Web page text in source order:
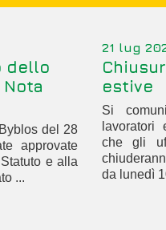
dello
del 28
approvate
e alla
...
21 lug
estive
Si
lavoratori
che gli
da lunedì